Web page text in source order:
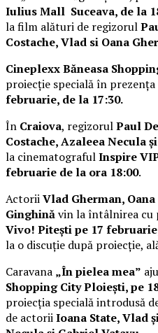
Iulius Mall Suceava, de la
la film alături de regizorul
Costache, Vlad si Oana
Cineplexx Băneasa
proiecție specială în
februarie, de la 17:30.
În Craiova, regizorulPaul
Costache, Azaleea Necula
la cinematografulInspire
februarie de la ora 18:00.
ActoriiVlad Gherman,
Ginghinăvin la întâlnirea cu
Vivo! Pitești pe 17
la o discuție după proiecție,
Caravana „În pielea mea”
Shopping City Ploiești, pe
proiecția specială introdusă
de actoriiIoana State, Vlad